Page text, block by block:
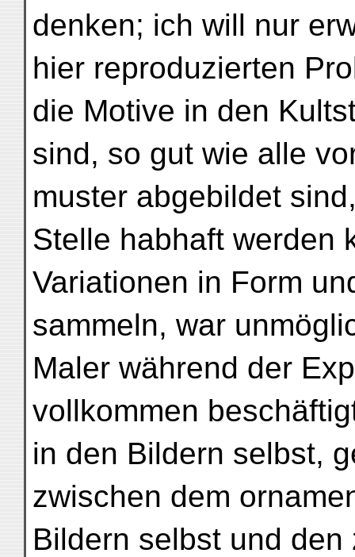
denken; ich will nur
hier reproduzierten
die Motive in den
sind, so gut wie alle
muster abgebildet
Stelle habhaft werden
Variationen in Form
sammeln, war
Maler während der
vollkommen
in den Bildern selbst,
zwischen dem
Bildern selbst und